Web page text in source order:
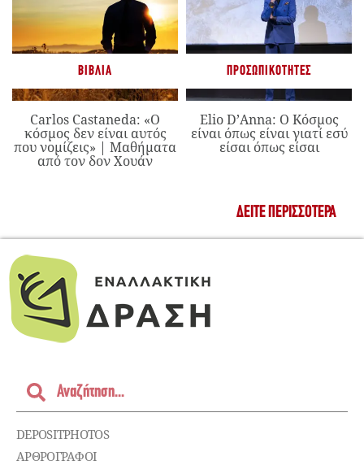
ΒΙΒΛΊΑ
Carlos Castaneda: «Ο
κόσμος δεν είναι αυτός
που νομίζεις» | Μαθήματα
από τον δον Χουάν
ΠΡΟΣΩΠΙΚΌΤΗΤΕΣ
Elio D’Anna: Ο Κόσμος
είναι όπως είναι γιατί εσύ
είσαι όπως είσαι
ΔΕΊΤΕ ΠΕΡΙΣΣΌΤΕΡΑ
DEPOSITPHOTOS
ΑΡΘΡΟΓΡΑΦΟΙ